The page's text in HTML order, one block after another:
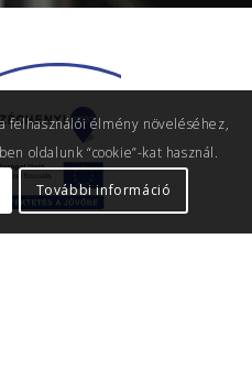
felhasználói élmény növeléséhez,
oldalunk “cookie”-kat használ.
További információ